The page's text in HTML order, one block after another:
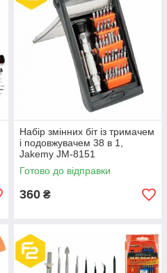
Набір змінних біт із тримачем
і подовжувачем 38 в 1,
Jakemy JM-8151
Готово до відправки
360 ₴